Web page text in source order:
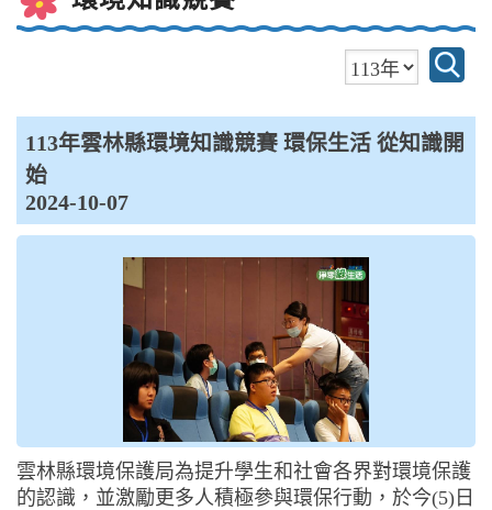
113年雲林縣環境知識競賽 環保生活 從知識開
始
2024-10-07
雲林縣環境保護局為提升學生和社會各界對環境保護
的認識，並激勵更多人積極參與環保行動，於今(5)日